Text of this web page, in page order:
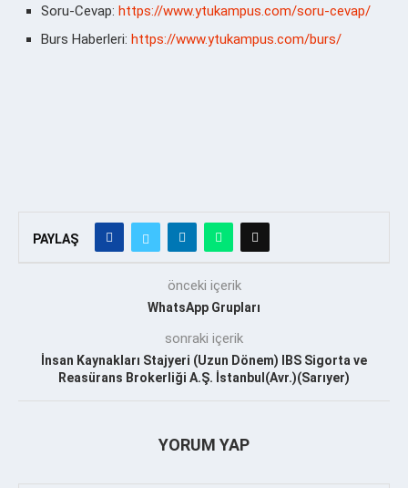
Soru-Cevap: https://www.ytukampus.com/soru-cevap/
Burs Haberleri: https://www.ytukampus.com/burs/
PAYLAŞ
önceki içerik
WhatsApp Grupları
sonraki içerik
İnsan Kaynakları Stajyeri (Uzun Dönem) IBS Sigorta ve
Reasürans Brokerliği A.Ş. İstanbul(Avr.)(Sarıyer)
YORUM YAP